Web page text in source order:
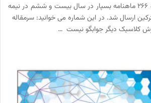
بسپار/ ایران پلیمر شماره 266 ماهنامه بسپار در سال بیست و ششم در نیمه
ارسال شد. در این شماره می خوانید: سرمقاله
کلاسیک دیگر جوابگو نیست …